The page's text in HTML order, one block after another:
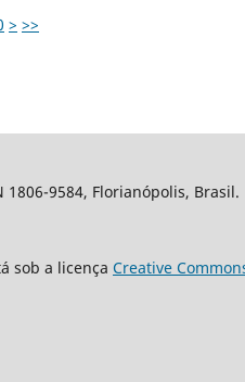
> >>
1806-9584, Florianópolis, Brasil.
sob a licença Creative